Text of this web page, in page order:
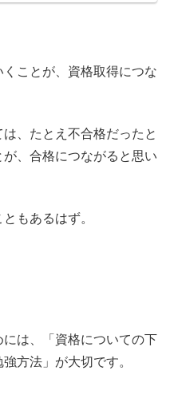
くことが、資格取得につな
、たとえ不合格だったと
、合格につながると思い
もあるはず。
は、「資格についての下
方法」が大切です。